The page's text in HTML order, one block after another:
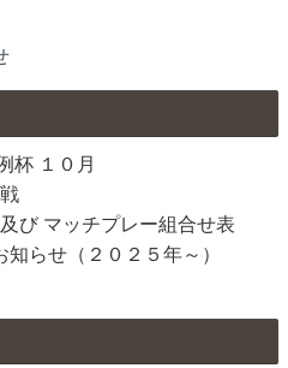
杯 １０月
び マッチプレー組合せ表
らせ（２０２５年～）